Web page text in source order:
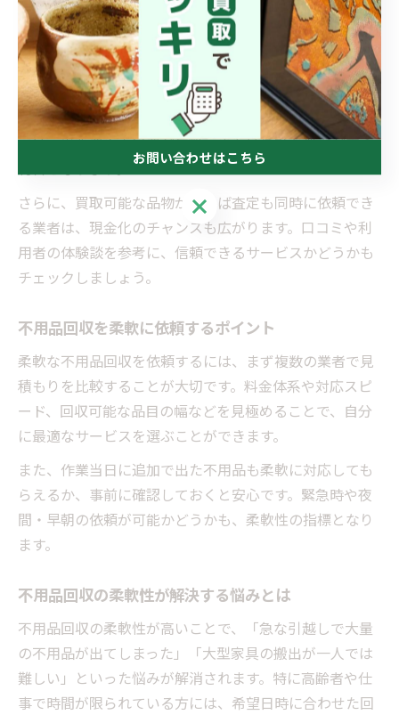
多様なケースに強い不用品回収の選び方
不用品回収サービスを選ぶ際は、幅広い品目に対応でき
ることや、少量から大量まで柔軟に対応可能な業者を選
ぶことがポイントです。特に愛媛県西予市のような地域
では、出張費や交通費が無料、または低額な業者が安心
さらに、買取可能な品物があれば査定も同時に依頼でき
る業者は、現金化のチャンスも広がります。口コミや利
用者の体験談を参考に、信頼できるサービスかどうかも
チェックしましょう。
不用品回収を柔軟に依頼するポイント
柔軟な不用品回収を依頼するには、まず複数の業者で見
積もりを比較することが大切です。料金体系や対応スピ
ード、回収可能な品目の幅などを見極めることで、自分
に最適なサービスを選ぶことができます。
また、作業当日に追加で出た不用品も柔軟に対応しても
らえるか、事前に確認しておくと安心です。緊急時や夜
間・早朝の依頼が可能かどうかも、柔軟性の指標となり
ます。
不用品回収の柔軟性が解決する悩みとは
不用品回収の柔軟性が高いことで、「急な引越しで大量
の不用品が出てしまった」「大型家具の搬出が一人では
難しい」といった悩みが解消されます。特に高齢者や仕
事で時間が限られている方には、希望日時に合わせた回
お問い合わせはこちら
お問い合わせはこちら